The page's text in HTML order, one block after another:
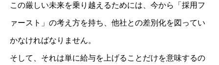
この厳しい未来を乗り越えるためには、今から「採用フ
ァースト」の考え方を持ち、他社との差別化を図ってい
かなければなりません。
そして、それは単に給与を上げることだけを意味するの